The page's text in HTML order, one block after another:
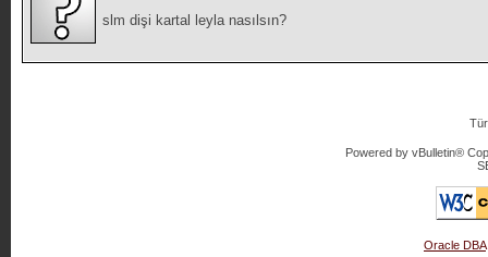
slm dişi kartal leyla nasılsın?
Powered by vBulletin®
Oracle DBA